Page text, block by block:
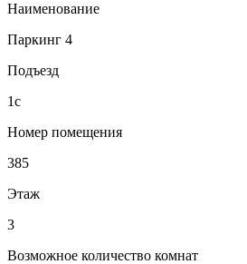
Наименование
Паркинг 4
Подъезд
1с
Номер помещения
385
Этаж
3
Возможное количество комнат